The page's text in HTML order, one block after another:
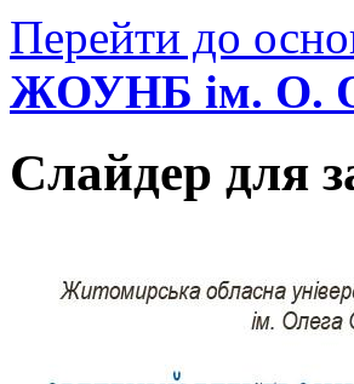
Перейти до
ЖОУНБ ім. О.
Слайдер для